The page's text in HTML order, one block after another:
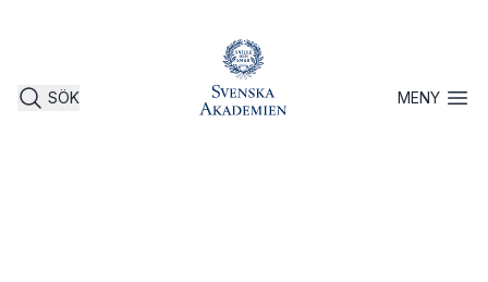
SÖK MENYÖppna